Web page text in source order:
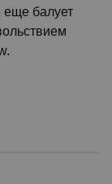
еще балует